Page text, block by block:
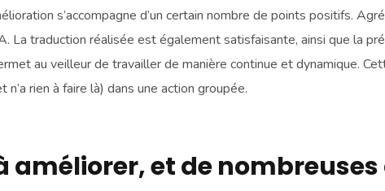
s’accompagne d’un certain nombre de points positifs.
La traduction réalisée est également satisfaisante, ainsi que la
au veilleur de travailler de manière continue et dynamique.
rien à faire là) dans une action groupée.
améliorer, et de